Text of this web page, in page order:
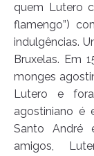
quem Lutero
flamengo”)
indulgências.
Bruxelas. Em
monges
Lutero e
agostiniano é
Santo André
amigos,